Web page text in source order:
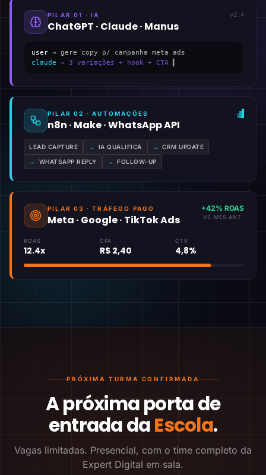
PILAR 01 · IA
ChatGPT · Claude · Manus
v2.4
user → gere copy p/ campanha meta ads
claude → 3 variações + hook + CTA
PILAR 02 · AUTOMAÇÕES
n8n · Make · WhatsApp API
LEAD CAPTURE → IA QUALIFICA → CRM UPDATE
→ WHATSAPP REPLY → FOLLOW-UP
PILAR 03 · TRÁFEGO PAGO
Meta · Google · TikTok Ads
+42% ROAS
VS MÊS ANT.
ROAS
12.4x
CPA
R$ 2,40
CTR
4,8%
PRÓXIMA TURMA CONFIRMADA
A próxima porta de
entrada daEscola.
Vagas limitadas. Presencial, com o time completo da
Expert Digital em sala.